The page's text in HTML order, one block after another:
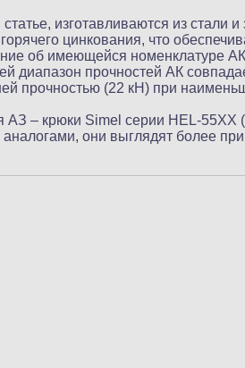
изготавливаются из стали
цинкования, что
об имеющейся номенклатуре АК
диапазон прочностей АК
прочностью (22 кН) при
– крюки Simel серии HEL-55XX
они выглядят более